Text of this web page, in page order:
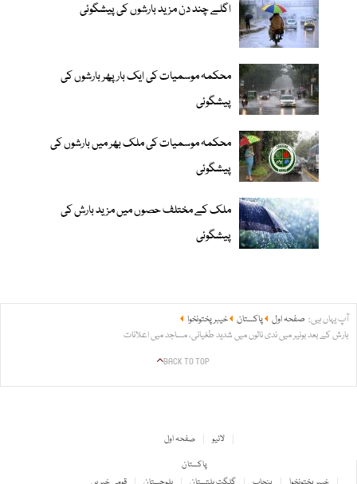
اگلے چند دن مزید بارشوں کی پیشگوئی
محکمہ موسمیات کی ایک بار پھر بارشوں کی
پیشگوئی
محکمہ موسمیات کی ملک بھر میں بارشوں کی
پیشگوئی
ملک کے مختلف حصوں میں مزید بارش کی
پیشگوئی
آپ یہاں ہیں: صفحہ اول پاکستان
خیبر پختونخوا
بارش کے بعد بونیر میں ندی نالوں میں شدید طغیانی، مساجد میں اعلانات
BACK TO TOP
صفحہ اول
لائیو
پاکستان